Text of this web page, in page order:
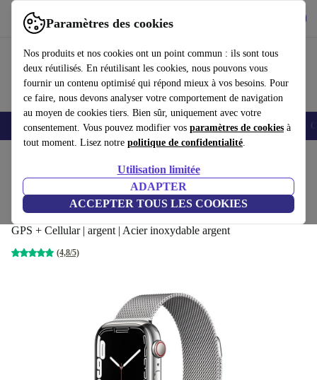
Paramètres des cookies
Nos produits et nos cookies ont un point commun : ils sont tous
deux réutilisés. En réutilisant les cookies, nous pouvons vous
fournir un contenu optimisé qui répond mieux à vos besoins. Pour
ce faire, nous devons analyser votre comportement de navigation
au moyen de cookies tiers. Bien sûr, uniquement avec votre
consentement. Vous pouvez modifier vos paramètres de cookies à
tout moment. Lisez notre politique de confidentialité.
Utilisation limitée
ADAPTER
ACCEPTER TOUS LES COOKIES
Utilisez refurbed rapidement et facilement
Smartphones Laptops Tablettes Montres connectées Accessoires
Apple Watch Series 7 acier
inoxydable 41 mm (2021)
GPS + Cellular | argent | Acier inoxydable argent
(4,8/5)
310,42 €